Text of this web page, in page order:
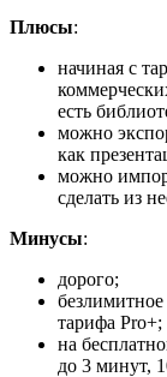
Плюсы:
начиная с
есть
можно
как
можно
сделать из
Минусы:
дорого;
безлимитное
тарифа Pro+;
на
до 3 минут,